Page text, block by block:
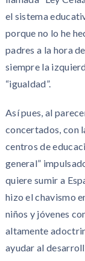
el sistema
porque no lo he
padres a la hora
siempre la
“igualdad”.
Así pues, al
concertados, con
centros de
general”
quiere sumir a
hizo el chavismo
niños y jóvenes
altamente
ayudar al